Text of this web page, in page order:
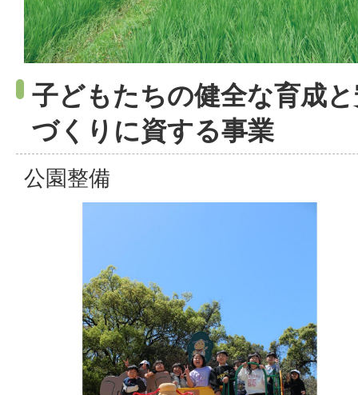
子どもたちの健全な育成
づくりに資する事業
公園整備